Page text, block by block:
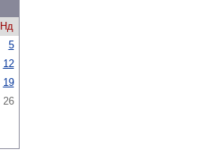
Нд
5
12
19
26